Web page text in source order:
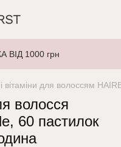
1000 грн
вітаміни для волоссям
волосся
60 пастилок